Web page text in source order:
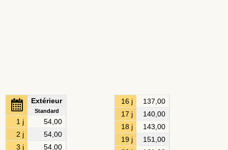
Extérieur
Standard
1 j
54,00
2 j
54,00
3 j
54,00
16 j
137,00
17 j
140,00
18 j
143,00
19 j
151,00